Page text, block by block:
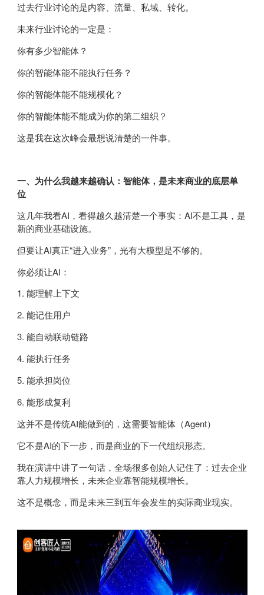
过去行业讨论的是内容、流量、私域、转化。
未来行业讨论的一定是：
你有多少智能体？
你的智能体能不能执行任务？
你的智能体能不能规模化？
你的智能体能不能成为你的第二组织？
这是我在这次峰会最想说清楚的一件事。
一、为什么我越来越确认：智能体，是未来商业的底层单
位
这几年我看AI，看得越久越清楚一个事实：AI不是工具，是
新的商业基础设施。
但要让AI真正“进入业务”，光有大模型是不够的。
你必须让AI：
1. 能理解上下文
2. 能记住用户
3. 能自动联动链路
4. 能执行任务
5. 能承担岗位
6. 能形成复利
这并不是传统AI能做到的，这需要智能体（Agent）
它不是AI的下一步，而是商业的下一代组织形态。
我在演讲中讲了一句话，全场很多创始人记住了：过去企业
靠人力规模增长，未来企业靠智能规模增长。
这不是概念，而是未来三到五年会发生的实际商业现实。